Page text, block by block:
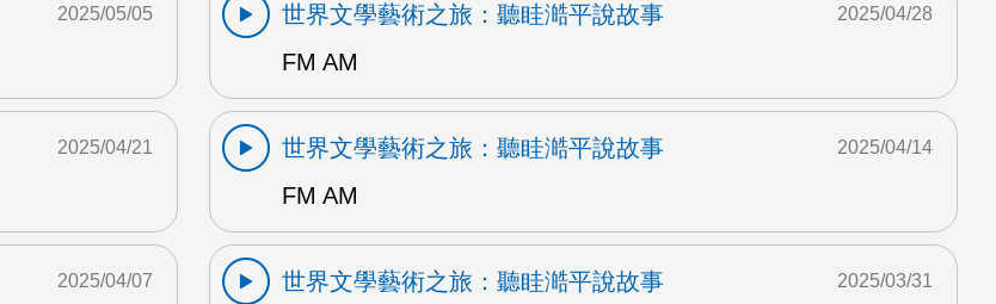
2025/05/05
世界文學藝術之旅：聽眭澔平說故事
FM AM
2025/04/28
2025/04/21
世界文學藝術之旅：聽眭澔平說故事
FM AM
2025/04/14
2025/04/07 世界文學藝術之旅：聽眭澔平說故事 2025/03/31